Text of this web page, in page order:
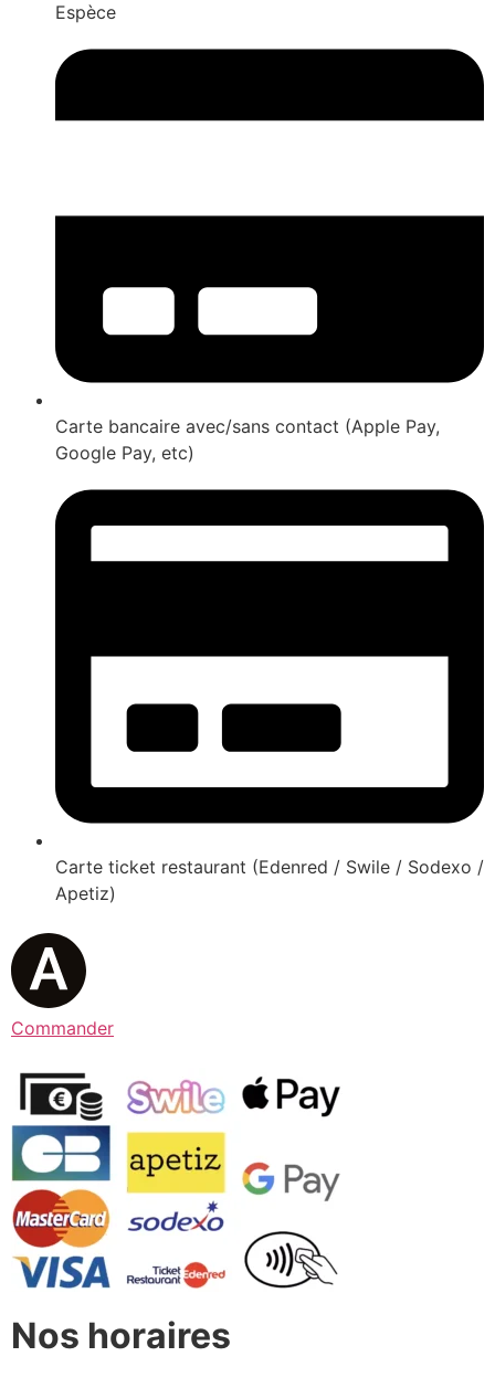
Espèce
Carte bancaire avec/sans contact (Apple Pay,
Google Pay, etc)
Carte ticket restaurant (Edenred / Swile / Sodexo /
Apetiz)
Commander
Nos horaires